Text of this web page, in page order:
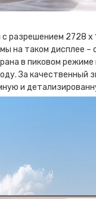
разрешением 2728
на таком дисплее –
в пиковом
За качественный
и